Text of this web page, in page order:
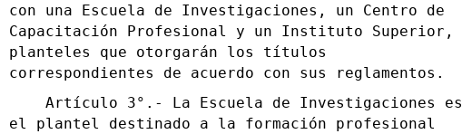
con una Escuela de Investigaciones, un Centro de
Capacitación Profesional y un Instituto Superior,
planteles que otorgarán los títulos
correspondientes de acuerdo con sus reglamentos.
Artículo 3°.- La Escuela de Investigaciones es
el plantel destinado a la formación profesional